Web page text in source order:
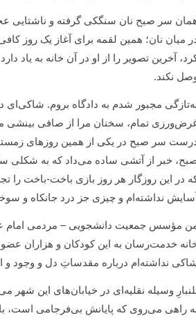
سر صبح نان سنگکی گرفته و ناشتایی
میان نان؛ همین لقمه برای آغاز یک روز
آخرین تصویر را از او در آن خانه به
نکند.
مجبور شدم به دادگاه بروم.
تمام، سخنان مرا از صافی بینشی
سر صبح در یکی از همین روزهای
خبر از آتشی ساده می‌داد که به
نداشته‌ام و چیزی جز درد جانکاه و
خدمت‌رسان به این کودکان و‌ هزاران
نداشته‌ام درباره مقدساتِ دل و وجود و
وسیله نقلیه‌ای در خیابان‌های این
راهی می‌روی که پایانش بی‌فرجامی است،